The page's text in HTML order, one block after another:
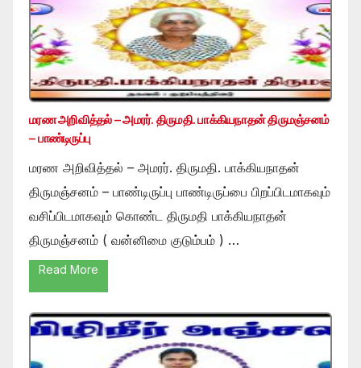
மரண அறிவித்தல் – அமரர். திருமதி. பாக்கியநாதன் திருமஞ்சனம்
– பாண்டிருப்பு
மரண அறிவித்தல் – அமரர். திருமதி. பாக்கியநாதன்
திருமஞ்சனம் – பாண்டிருப்பு பாண்டிருப்பை பிறப்பிடமாகவும்
வசிப்பிடமாகவும் கொண்ட திருமதி பாக்கியநாதன்
திருமஞ்சனம் ( வன்னிமை குடும்பம் ) …
Read More